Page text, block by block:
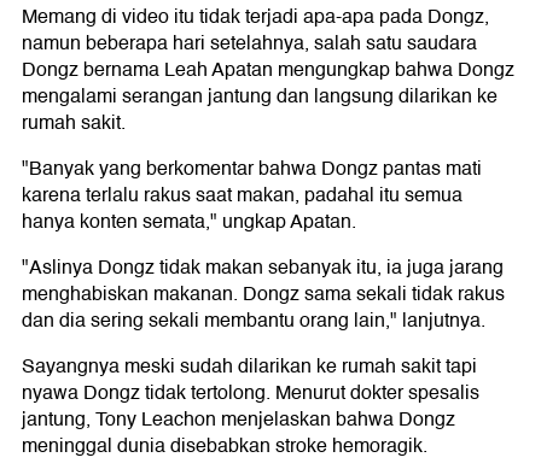
Memang di video itu tidak terjadi apa-apa pada Dongz,
namun beberapa hari setelahnya, salah satu saudara
Dongz bernama Leah Apatan mengungkap bahwa Dongz
mengalami serangan jantung dan langsung dilarikan ke
rumah sakit.
"Banyak yang berkomentar bahwa Dongz pantas mati
karena terlalu rakus saat makan, padahal itu semua
hanya konten semata," ungkap Apatan.
"Aslinya Dongz tidak makan sebanyak itu, ia juga jarang
menghabiskan makanan. Dongz sama sekali tidak rakus
dan dia sering sekali membantu orang lain," lanjutnya.
Sayangnya meski sudah dilarikan ke rumah sakit tapi
nyawa Dongz tidak tertolong. Menurut dokter spesalis
jantung, Tony Leachon menjelaskan bahwa Dongz
meninggal dunia disebabkan stroke hemoragik.